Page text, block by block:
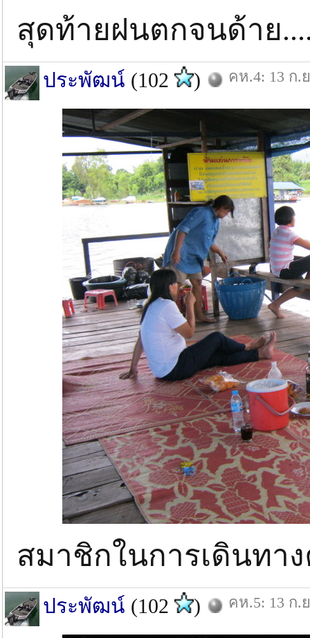
สุดท้ายฝนตกจนด้าย
ประพัฒน์ (102 ) คห.4: 13 ก.
สมาชิกในการเดินทา
ประพัฒน์ (102 ) คห.5: 13 ก.